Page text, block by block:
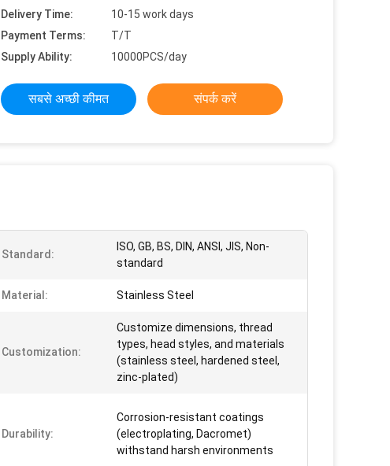
Delivery Time:
10-15 work days
Payment Terms:
T/T
Supply Ability:
10000PCS/day
सबसे अच्छी कीमत संपर्क करें
Standard:
ISO, GB, BS, DIN, ANSI, JIS, Non-
standard
Material: Stainless Steel
Customization:
Customize dimensions, thread
types, head styles, and materials
(stainless steel, hardened steel,
zinc-plated)
Durability:
Corrosion-resistant coatings
(electroplating, Dacromet)
withstand harsh environments